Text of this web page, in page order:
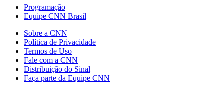
Programação
Equipe CNN Brasil
Sobre a CNN
Política de Privacidade
Termos de Uso
Fale com a CNN
Distribuição do Sinal
Faça parte da Equipe CNN